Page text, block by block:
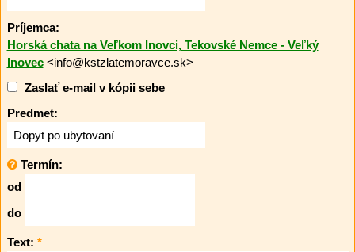
Príjemca:
Horská chata na Veľkom Inovci, Tekovské Nemce - Veľký
Inovec<info@kstzlatemoravce.sk>
Zaslať e-mail v kópii sebe
Predmet:
Termín:
od
do
Text: *